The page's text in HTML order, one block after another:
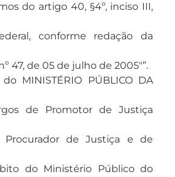
do artigo 40, §4º, inciso III,
conforme redação da
47, de 05 de julho de 2005″”.
do MINISTÉRIO PÚBLICO DA
de Promotor de Justiça
de Justiça e de
do Ministério Público do